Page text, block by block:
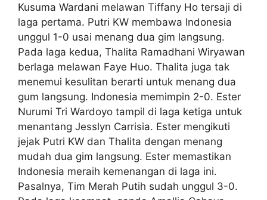
Kusuma Wardani melawan Tiffany Ho tersaji di
laga pertama. Putri KW membawa Indonesia
unggul 1-0 usai menang dua gim langsung.
Pada laga kedua, Thalita Ramadhani Wiryawan
berlaga melawan Faye Huo. Thalita juga tak
menemui kesulitan berarti untuk menang dua
gum langsung. Indonesia memimpin 2-0. Ester
Nurumi Tri Wardoyo tampil di laga ketiga untuk
menantang Jesslyn Carrisia. Ester mengikuti
jejak Putri KW dan Thalita dengan menang
mudah dua gim langsung. Ester memastikan
Indonesia meraih kemenangan di laga ini.
Pasalnya, Tim Merah Putih sudah unggul 3-0.